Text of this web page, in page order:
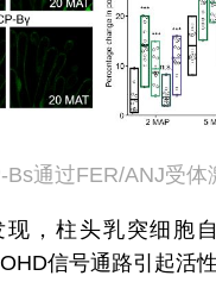
通过FER/ANJ受体
，柱头乳突细胞
信号通路引起活